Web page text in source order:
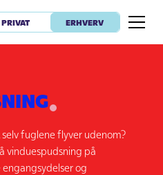
PRIVAT ERHVERV
fuglene flyver udenom?
vinduespudsning på
og